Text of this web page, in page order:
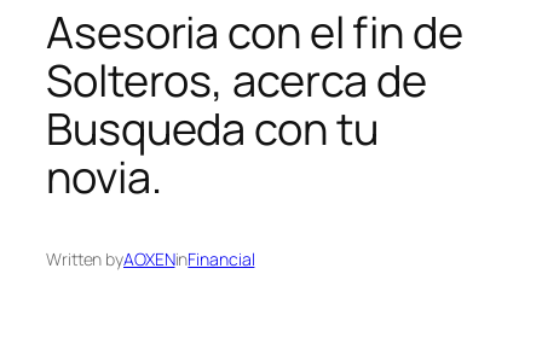
Asesoria con el fin de
Solteros, acerca de
Busqueda con tu
novia.
Written byAOXENinFinancial